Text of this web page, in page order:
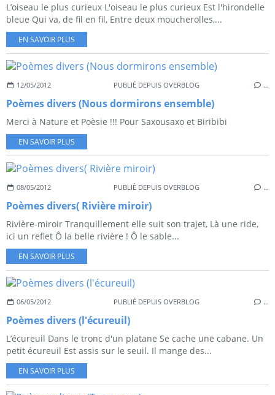
L’oiseau le plus curieux L'oiseau le plus curieux Est l'hirondelle
bleue Qui va, de fil en fil, Entre deux moucherolles,...
EN SAVOIR PLUS
12/05/2012 PUBLIÉ DEPUIS OVERBLOG …
Poèmes divers (Nous dormirons ensemble)
Merci à Nature et Poèsie !!! Pour Saxousaxo et Biribibi
EN SAVOIR PLUS
08/05/2012 PUBLIÉ DEPUIS OVERBLOG …
Poèmes divers( Rivière miroir)
Rivière-miroir Tranquillement elle suit son trajet, Là une ride,
ici un reflet Ô la belle rivière ! Ô le sable...
EN SAVOIR PLUS
06/05/2012 PUBLIÉ DEPUIS OVERBLOG …
Poèmes divers (l'écureuil)
L’écureuil Dans le tronc d'un platane Se cache une cabane. Un
petit écureuil Est assis sur le seuil. Il mange des...
EN SAVOIR PLUS